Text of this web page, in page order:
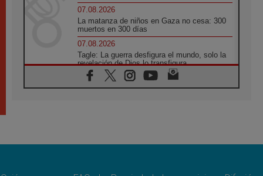
07.08.2026
La matanza de niños en Gaza no cesa: 300
muertos en 300 días
07.08.2026
Tagle: La guerra desfigura el mundo, solo la
revelación de Dios lo transfigura
07.08.2026
Presentada la Trienal de Arte de las
espacio público